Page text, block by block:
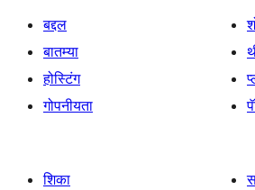
बद्दल
बातम्या
होस्टिंग
गोपनीयता
शिका